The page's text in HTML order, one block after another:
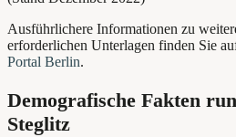
Ausführlichere Informationen zu
erforderlichen Unterlagen finden Sie
Portal Berlin.
Demografische Fakten
Steglitz